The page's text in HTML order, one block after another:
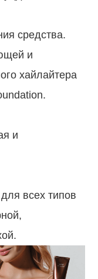
средства.
и
хайлайтера
и
всех типов